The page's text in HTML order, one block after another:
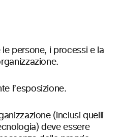
persone, i processi e la
l’esposizione.
(inclusi quelli
deve essere